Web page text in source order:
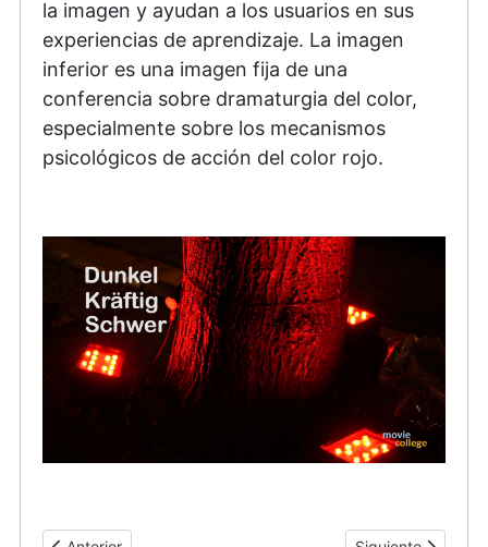
la imagen y ayudan a los usuarios en sus
experiencias de aprendizaje. La imagen
inferior es una imagen fija de una
conferencia sobre dramaturgia del color,
especialmente sobre los mecanismos
psicológicos de acción del color rojo.